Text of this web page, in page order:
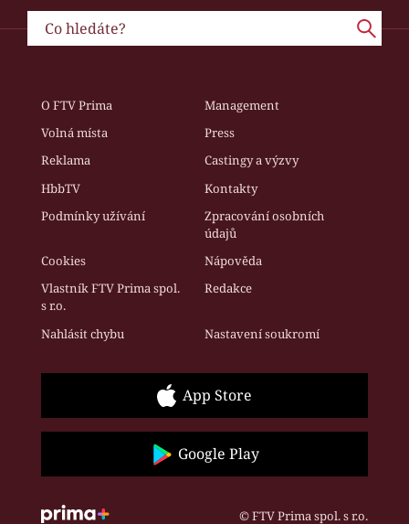
O FTV Prima
Management
Volná místa
Press
Reklama
Castingy a výzvy
HbbTV
Kontakty
Podmínky užívání
Zpracování osobních
údajů
Cookies
Nápověda
Vlastník FTV Prima spol.
s r.o.
Redakce
Nahlásit chybu Nastavení soukromí
App Store
Google Play
© FTV Prima spol. s r.o.